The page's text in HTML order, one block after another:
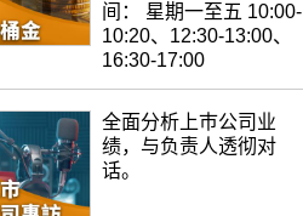
间： 星期一至五 10:00-
10:20、12:30-13:00、
16:30-17:00
全面分析上巿公司业
绩，与负责人透彻对
话。